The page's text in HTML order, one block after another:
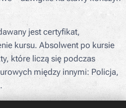
jest certyfikat,
kursu. Absolwent po kursie
które liczą się podczas
między innymi: Policja,